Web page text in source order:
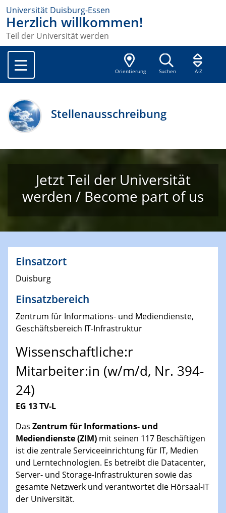
Universität Duisburg-Essen
Herzlich willkommen!
Teil der Universität werden
Orientierung Suchen A-Z
Stellenausschreibung
Jetzt Teil der Universität
werden / Become part of us
Einsatzort
Duisburg
Einsatzbereich
Zentrum für Informations- und Mediendienste,
Geschäftsbereich IT-Infrastruktur
Wissenschaftliche:r
Mitarbeiter:in (w/m/d, Nr. 394-
24)
EG 13 TV-L
Das Zentrum für Informations- und
Mediendienste (ZIM) mit seinen 117 Beschäftigen
ist die zentrale Serviceeinrichtung für IT, Medien
und Lerntechnologien. Es betreibt die Datacenter,
Server- und Storage-Infrastrukturen sowie das
gesamte Netzwerk und verantwortet die Hörsaal-IT
der Universität.